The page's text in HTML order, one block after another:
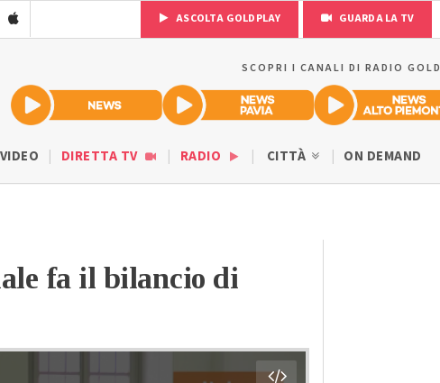
ASCOLTA GOLDPLAY GUARDA LA TV
SCOPRI I CANALI DI RADIO GOLD
VIDEO DIRETTA TV RADIO CITTÀ ON DEMAND
fa il bilancio di